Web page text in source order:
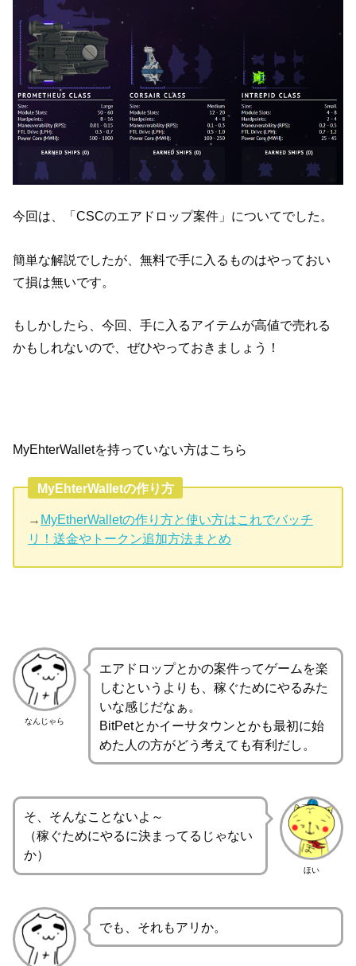
今回は、「CSCのエアドロップ案件」についてでした。
簡単な解説でしたが、無料で手に入るものはやっておい
て損は無いです。
もしかしたら、今回、手に入るアイテムが高値で売れる
かもしれないので、ぜひやっておきましょう！
MyEhterWalletを持っていない方はこちら
MyEhterWalletの作り方
→ MyEtherWalletの作り方と使い方はこれでバッチ
リ！送金やトークン追加方法まとめ
なんじゃら
エアドロップとかの案件ってゲームを楽
しむというよりも、稼ぐためにやるみた
いな感じだなぁ。
BitPetとかイーサタウンとかも最初に始
めた人の方がどう考えても有利だし。
ほい
そ、そんなことないよ～
（稼ぐためにやるに決まってるじゃない
か）
でも、それもアリか。